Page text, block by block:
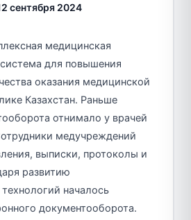
сентября 2024
медицинская
для повышения
оказания медицинской
Казахстан. Раньше
отнимало у врачей
медучреждений
выписки, протоколы и
развитию
началось
документооборота.